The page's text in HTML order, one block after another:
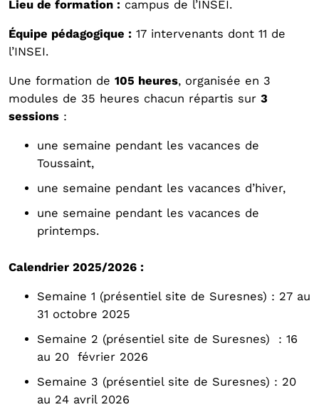
Lieu de formation : campus de l’INSEI.
Équipe pédagogique : 17 intervenants dont 11 de
l’INSEI.
Une formation de 105 heures, organisée en 3
modules de 35 heures chacun répartis sur 3
sessions :
une semaine pendant les vacances de
Toussaint,
une semaine pendant les vacances d’hiver,
une semaine pendant les vacances de
printemps.
Calendrier 2025/2026 :
Semaine 1 (présentiel site de Suresnes) : 27 au
31 octobre 2025
Semaine 2 (présentiel site de Suresnes) : 16
au 20 février 2026
Semaine 3 (présentiel site de Suresnes) : 20
au 24 avril 2026